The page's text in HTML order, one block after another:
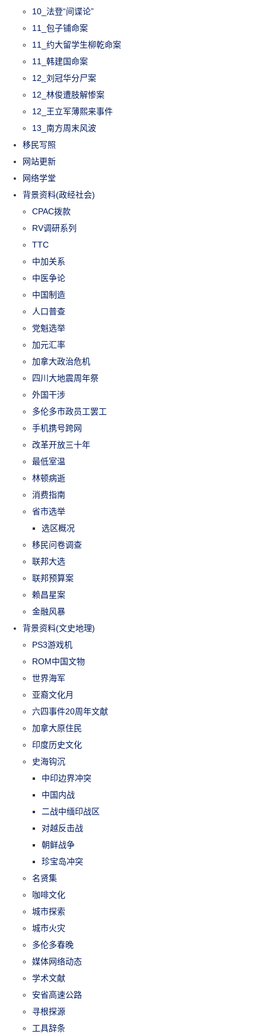
10_法登“间谍论”
11_包子铺命案
11_约大留学生柳乾命案
11_韩建国命案
12_刘冠华分尸案
12_林俊遭肢解惨案
12_王立军薄熙来事件
13_南方周末风波
移民写照
网站更新
网络学堂
背景资料(政经社会)
CPAC拨款
RV调研系列
TTC
中加关系
中医争论
中国制造
人口普查
党魁选举
加元汇率
加拿大政治危机
四川大地震周年祭
外国干涉
多伦多市政员工罢工
手机携号跨网
改革开放三十年
最低室温
林顿病逝
消费指南
省市选举
选区概况
移民问卷调查
联邦大选
联邦预算案
赖昌星案
金融风暴
背景资料(文史地理)
PS3游戏机
ROM中国文物
世界海军
亚裔文化月
六四事件20周年文献
加拿大原住民
印度历史文化
史海钩沉
中印边界冲突
中国内战
二战中缅印战区
对越反击战
朝鲜战争
珍宝岛冲突
名贤集
咖啡文化
城市探索
城市火灾
多伦多春晚
媒体网络动态
学术文献
安省高速公路
寻根探源
工具辞条